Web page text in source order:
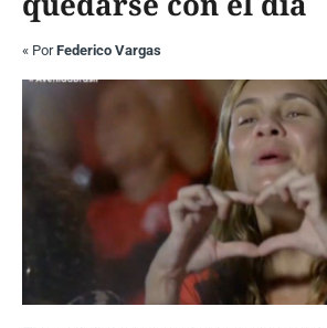
« PorFederico Vargas